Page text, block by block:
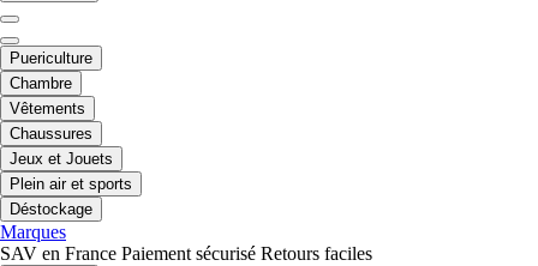
Puericulture
Chambre
Vêtements
Chaussures
Jeux et Jouets
Plein air et sports
Déstockage
Marques
SAV en France Paiement sécurisé Retours faciles